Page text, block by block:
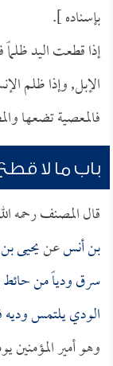
بإسناده ].
إذا قطعت اليد
الإبل, وإذا ظلم
فالمعصية تضعها
باب ما لا
قال المصنف رحمه
بن أنسعنيحيى
سرق ودياً من
الودي يلتمس
وهو أمير